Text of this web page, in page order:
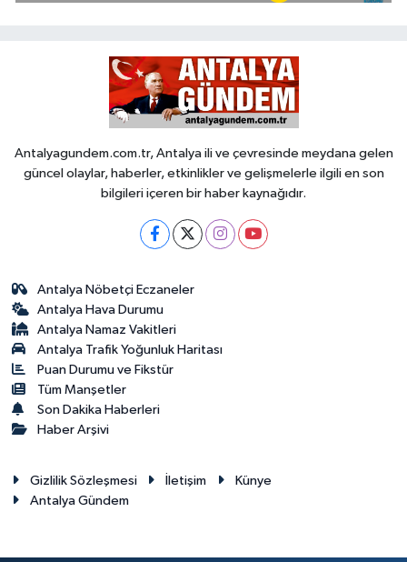
Antalyagundem.com.tr, Antalya ili ve çevresinde meydana gelen
güncel olaylar, haberler, etkinlikler ve gelişmelerle ilgili en son
bilgileri içeren bir haber kaynağıdır.
Antalya Nöbetçi Eczaneler
Antalya Hava Durumu
Antalya Namaz Vakitleri
Antalya Trafik Yoğunluk Haritası
Puan Durumu ve Fikstür
Tüm Manşetler
Son Dakika Haberleri
Haber Arşivi
Gizlilik Sözleşmesi İletişim
Künye
Antalya Gündem